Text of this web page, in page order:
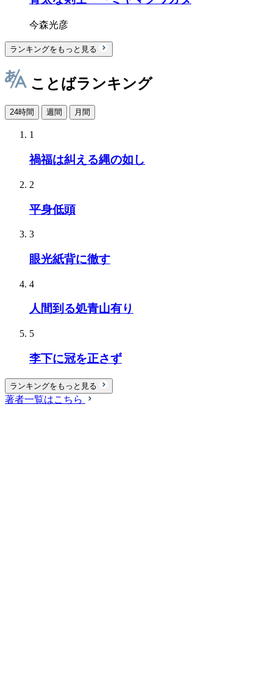
今森光彦
ランキングをもっと見る
ことばランキング
24時間 週間 月間
1
禍福は糾える縄の如し
2
平身低頭
3
眼光紙背に徹す
4
人間到る処青山有り
5
李下に冠を正さず
ランキングをもっと見る
著者一覧はこちら